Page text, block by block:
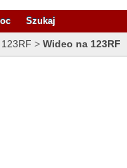
Szukaj
123RF > Wideo na 123RF